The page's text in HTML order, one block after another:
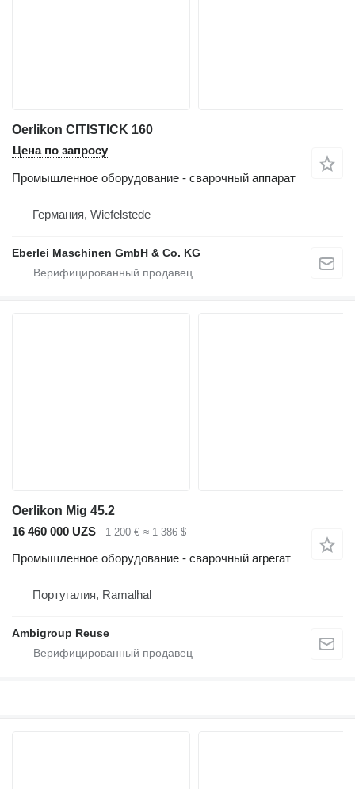
Oerlikon CITISTICK 160
Цена по запросу
Промышленное оборудование - сварочный аппарат
Германия, Wiefelstede
Eberlei Maschinen GmbH & Co. KG
Oerlikon Mig 45.2
16 460 000 UZS
1 200 € ≈ 1 386 $
Промышленное оборудование - сварочный агрегат
Португалия, Ramalhal
Ambigroup Reuse